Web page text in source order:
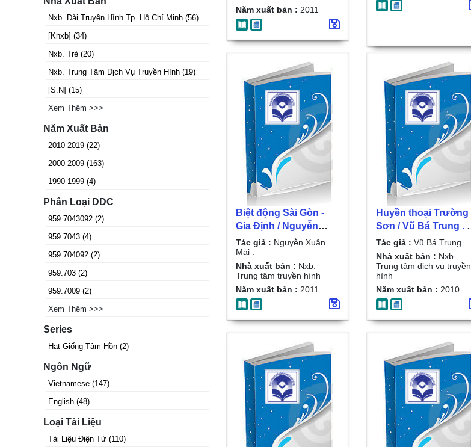
Nxb. Đài Truyền Hình Tp. Hồ Chí Minh (56)
[Knxb] (34)
Nxb. Trẻ (20)
Nxb. Trung Tâm Dịch Vụ Truyền Hình (19)
[S.n] (15)
Xem Thêm >>>
Năm Xuất Bản
2010-2019 (22)
2000-2009 (163)
1990-1999 (4)
Phân Loại DDC
959.7043092 (2)
959.7043 (4)
959.704092 (2)
959.703 (2)
959.7009 (2)
Xem Thêm >>>
Series
Hạt Giống Tâm Hồn (2)
Ngôn Ngữ
Vietnamese (147)
English (48)
Loại Tài Liệu
Tài Liệu Điện Tử (110)
Năm xuất bản : 2011
Biệt động Sài Gòn -
Gia Định / Nguyễn
Xuân Mai . D. 1
Tác giả : Nguyễn Xuân
Mai .
Nhà xuất bản : Nxb.
Trung tâm truyền hình
Năm xuất bản : 2011
Huyền thoại Trường
Sơn / Vũ Bá Trung . D.
2
Tác giả : Vũ Bá Trung .
Nhà xuất bản : Nxb.
Trung tâm dịch vụ truyền
hình
Năm xuất bản : 2010